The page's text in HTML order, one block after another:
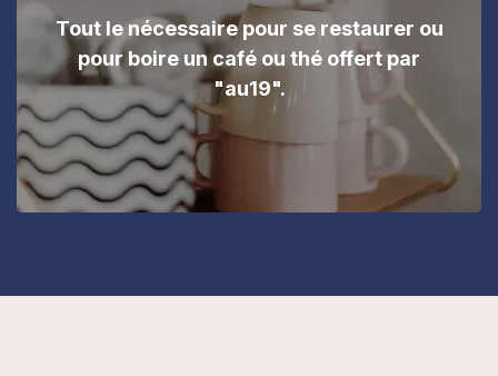
Tout le nécessaire pour se restaurer ou
pour boire un café ou thé offert par
"au19".